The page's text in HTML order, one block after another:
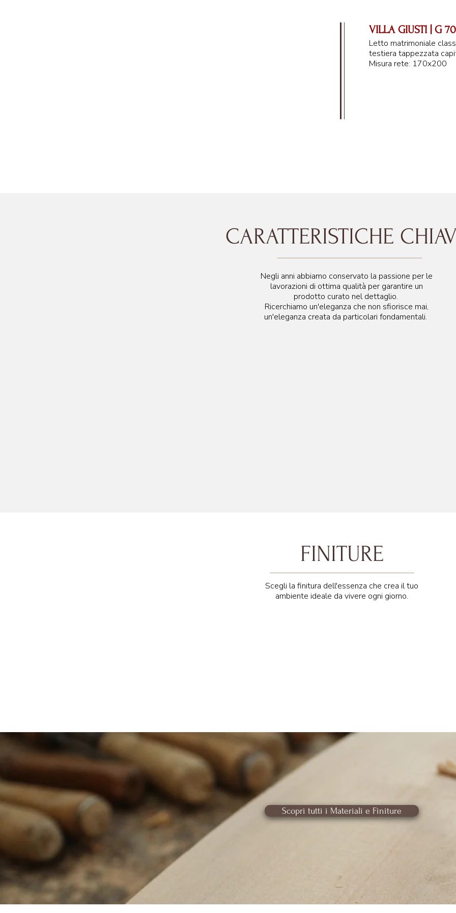
144 cm
VILLA GIUSTI | G
Letto matrimoniale
testiera tappezzata
Misura rete: 170x200
CARATTERISTICHE
Negli anni abbiamo conservato la passione per le
lavorazioni di ottima qualità per garantire un
prodotto curato nel dettaglio.
Ricerchiamo un'eleganza che non sfiorisce mai,
un'eleganza creata da particolari fondamentali.
FINITURE
Scegli la finitura dell'essenza che crea il tuo
ambiente ideale da vivere ogni giorno.
Scopri tutti i Materiali e Finiture